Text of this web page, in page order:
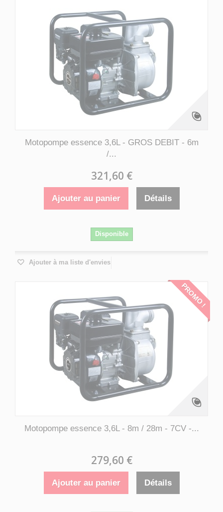
Motopompe essence 3,6L - GROS DEBIT - 6m
/...
321,60 €
Ajouter au panier Détails
Disponible
Ajouter à ma liste d'envies
PROMO !
Motopompe essence 3,6L - 8m / 28m - 7CV -...
279,60 €
Ajouter au panier Détails